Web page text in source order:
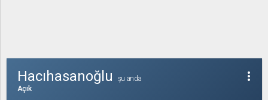
more_vert
Hacıhasanoğlu
şu anda
Açık